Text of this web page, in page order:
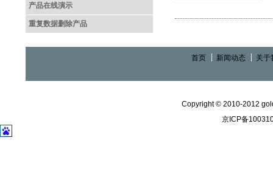
产品在线演示
重复数据删除产品
首页 新闻动态 关于
Copyright © 2010-2012
京ICP备